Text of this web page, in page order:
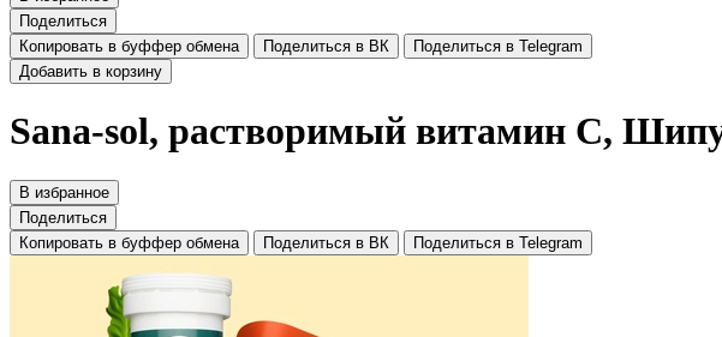
Поделиться
Копировать в буффер обмена
Поделиться в ВК
Поделиться в Telegram
Добавить в корзину
Sana-sol, растворимый витамин C,
В избранное
Поделиться
Копировать в буффер обмена
Поделиться в ВК Поделиться в Telegram